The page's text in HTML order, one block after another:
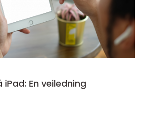
En veiledning